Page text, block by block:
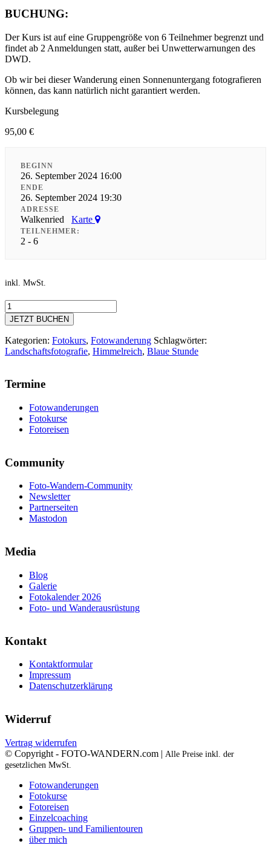
BUCHUNG:
Der Kurs ist auf eine Gruppengröße von 6 Teilnehmer begrenzt und
findet ab 2 Anmeldungen statt, außer bei Unwetterwarnungen des
DWD.
Ob wir bei dieser Wanderung einen Sonnenuntergang fotografieren
können, das kann natürlich nicht garantiert werden.
Kursbelegung
95,00 €
BEGINN
26. September 2024 16:00
ENDE
26. September 2024 19:30
ADRESSE
Walkenried Karte
TEILNEHMER:
2 - 6
inkl. MwSt.
Sonnenuntergang
und
Blaue
Stunde
auf
dem
Menge
JETZT BUCHEN
Kategorien: Fotokurs, Fotowanderung Schlagwörter:
Landschaftsfotografie, Himmelreich, Blaue Stunde
Termine
Fotowanderungen
Fotokurse
Fotoreisen
Community
Foto-Wandern-Community
Newsletter
Partnerseiten
Mastodon
Media
Blog
Galerie
Fotokalender 2026
Foto- und Wanderausrüstung
Kontakt
Kontaktformular
Impressum
Datenschutzerklärung
Widerruf
Vertrag widerrufen
© Copyright - FOTO-WANDERN.com | Alle Preise inkl. der
gesetzlichen MwSt.
Fotowanderungen
Fotokurse
Fotoreisen
Einzelcoaching
Gruppen- und Familientouren
über mich